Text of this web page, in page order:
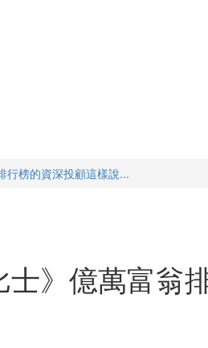
行榜的資深投顧這樣說...
》億萬富翁